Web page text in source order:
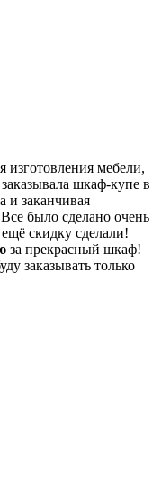
мебели,
шкаф-купе в
и заканчивая
было сделано очень
скидку сделали!
за прекрасный шкаф!
заказывать только